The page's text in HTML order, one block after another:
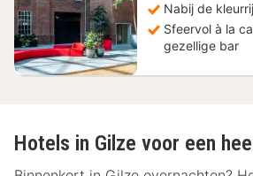
Nabij de
Sfeervol à la
gezellige bar
Hotels in Gilze voor een